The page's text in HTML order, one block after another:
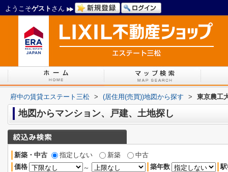
ようこそゲスト さん
府中の賃貸エステート三松 > (居住用(売買))地図から探す > 東京農工
地図からマンション、戸建、土地探し
新築・中古 指定しない 新築
中古
価格
～ 築年数